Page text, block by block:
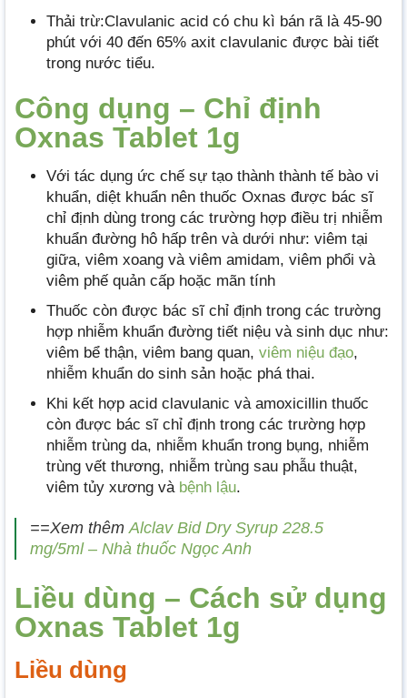
Thải trừ:Clavulanic acid có chu kì bán rã là 45-90
phút với 40 đến 65% axit clavulanic được bài tiết
trong nước tiểu.
Công dụng – Chỉ định
Oxnas Tablet 1g
Với tác dụng ức chế sự tạo thành thành tế bào vi
khuẩn, diệt khuẩn nên thuốc Oxnas được bác sĩ
chỉ định dùng trong các trường hợp điều trị nhiễm
khuẩn đường hô hấp trên và dưới như: viêm tại
giữa, viêm xoang và viêm amidam, viêm phổi và
viêm phế quản cấp hoặc mãn tính
Thuốc còn được bác sĩ chỉ định trong các trường
hợp nhiễm khuẩn đường tiết niệu và sinh dục như:
viêm bể thận, viêm bang quan, viêm niệu đạo,
nhiễm khuẩn do sinh sản hoặc phá thai.
Khi kết hợp acid clavulanic và amoxicillin thuốc
còn được bác sĩ chỉ định trong các trường hợp
nhiễm trùng da, nhiễm khuẩn trong bụng, nhiễm
trùng vết thương, nhiễm trùng sau phẫu thuật,
viêm tủy xương và bệnh lậu.
==Xem thêmAlclav Bid Dry Syrup 228.5
mg/5ml – Nhà thuốc Ngọc Anh
Liều dùng – Cách sử dụng
Oxnas Tablet 1g
Liều dùng